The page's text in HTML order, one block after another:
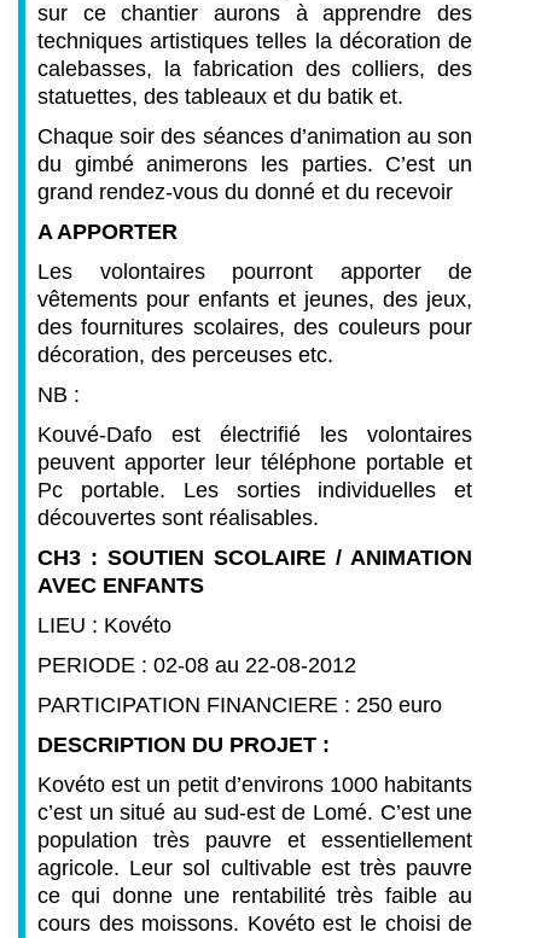
sur ce chantier aurons à apprendre des
techniques artistiques telles la décoration de
calebasses, la fabrication des colliers, des
statuettes, des tableaux et du batik et.
Chaque soir des séances d’animation au son
du gimbé animerons les parties. C’est un
grand rendez-vous du donné et du recevoir
A APPORTER
Les volontaires pourront apporter de
vêtements pour enfants et jeunes, des jeux,
des fournitures scolaires, des couleurs pour
décoration, des perceuses etc.
NB :
Kouvé-Dafo est électrifié les volontaires
peuvent apporter leur téléphone portable et
Pc portable. Les sorties individuelles et
découvertes sont réalisables.
CH3 : SOUTIEN SCOLAIRE / ANIMATION
AVEC ENFANTS
LIEU : Kovéto
PERIODE : 02-08 au 22-08-2012
PARTICIPATION FINANCIERE : 250 euro
DESCRIPTION DU PROJET :
Kovéto est un petit d’environs 1000 habitants
c’est un situé au sud-est de Lomé. C’est une
population très pauvre et essentiellement
agricole. Leur sol cultivable est très pauvre
ce qui donne une rentabilité très faible au
cours des moissons. Kovéto est le choisi de